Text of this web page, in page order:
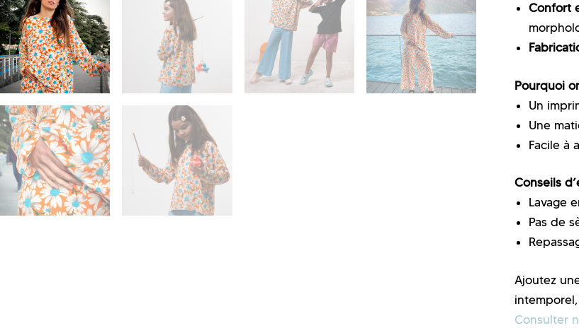
Confort
Pourquoi
Un
Une
Facile à
Conseils
Lavage
Pas de
Ajoutez
Consulter